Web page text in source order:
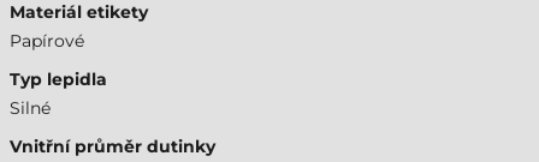
Materiál etikety
Papírové
Typ lepidla
Silné
Vnitřní průměr dutinky